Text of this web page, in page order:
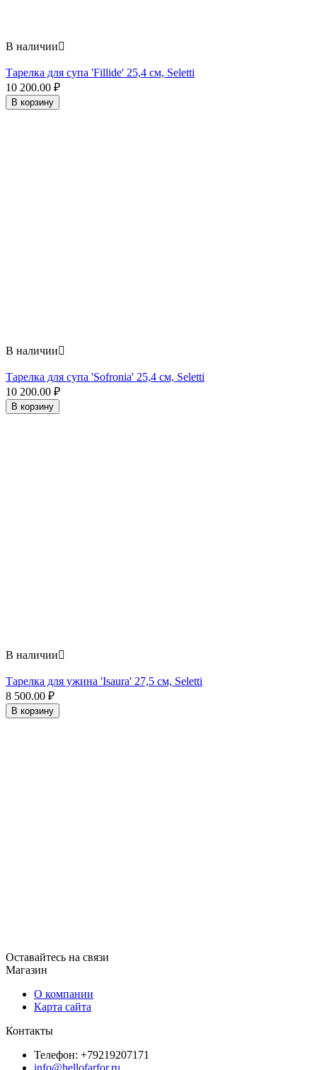
В наличии
Тарелка для супа 'Fillide' 25,4 см, Seletti
10 200.00 ₽
В корзину
В наличии
Тарелка для супа 'Sofronia' 25,4 см, Seletti
10 200.00 ₽
В корзину
В наличии
Тарелка для ужина 'Isaura' 27,5 см, Seletti
8 500.00 ₽
В корзину
Оставайтесь на связи
Магазин
О компании
Карта сайта
Контакты
Телефон: +79219207171
info@hellofarfor.ru